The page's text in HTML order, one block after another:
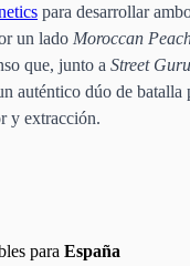
para desarrollar
un lado Moroccan
que, junto a Street Guru
auténtico dúo de batalla
y extracción.
para España